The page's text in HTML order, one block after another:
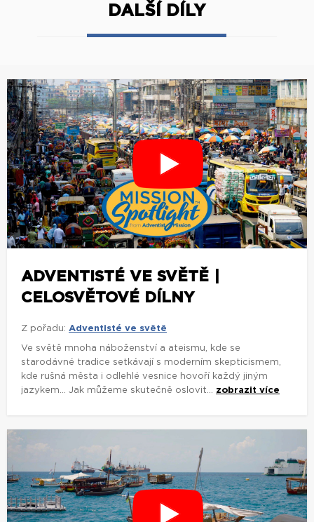
DALŠÍ DÍLY
ADVENTISTÉ VE SVĚTĚ |
CELOSVĚTOVÉ DÍLNY
Z pořadu: Adventisté ve světě
Ve světě mnoha náboženství a ateismu, kde se
starodávné tradice setkávají s moderním skepticismem,
kde rušná města i odlehlé vesnice hovoří každý jiným
jazykem... Jak můžeme skutečně oslovit... zobrazit více